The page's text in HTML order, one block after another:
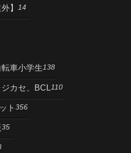
】 14
車小学生138
カセ、BCL110
ト 356
35